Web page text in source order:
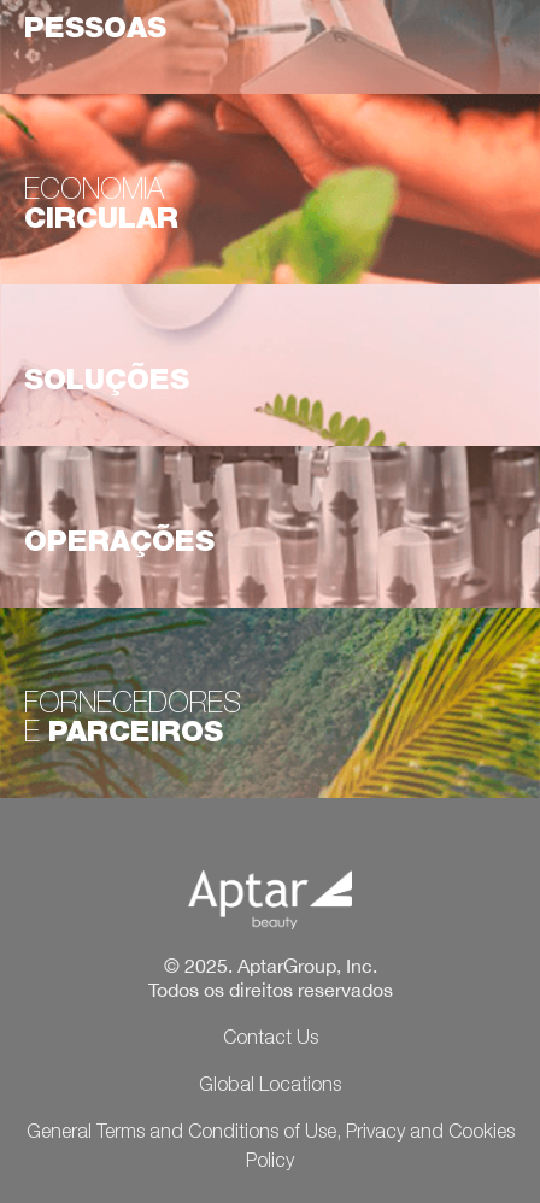
PESSOAS
ECONOMIA
CIRCULAR
SOLUÇÕES
OPERAÇÕES
FORNECEDORES
EPARCEIROS
© 2025. AptarGroup, Inc.
Todos os direitos reservados
Contact Us
Global Locations
General Terms and Conditions of Use, Privacy and Cookies
Policy